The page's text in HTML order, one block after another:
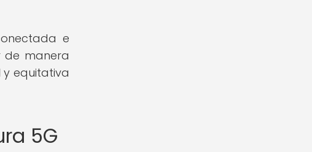
e
de manera
equitativa
5G